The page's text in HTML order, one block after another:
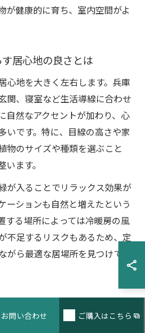
が健康的に育ち、室内空間がよ
居心地の良さとは
心地を大きく左右します。兵庫
関、寝室など生活導線に合わせ
自然なアクセントが加わり、心
いです。特に、目線の高さや家
物のサイズや種類を選ぶこと
ます。
が入ることでリラックス効果が
ーションも自然と増えたという
する場所によっては冷暖房の風
不足するリスクもあるため、定
ら最適な居場所を見つけてあ
多様なインテリアが特徴です。
お問い合わせ ご購入はこちら